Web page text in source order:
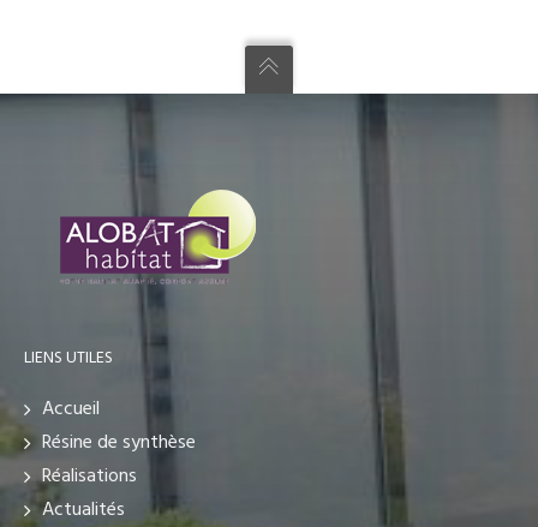
LIENS UTILES
Accueil
Résine de synthèse
Réalisations
Actualités